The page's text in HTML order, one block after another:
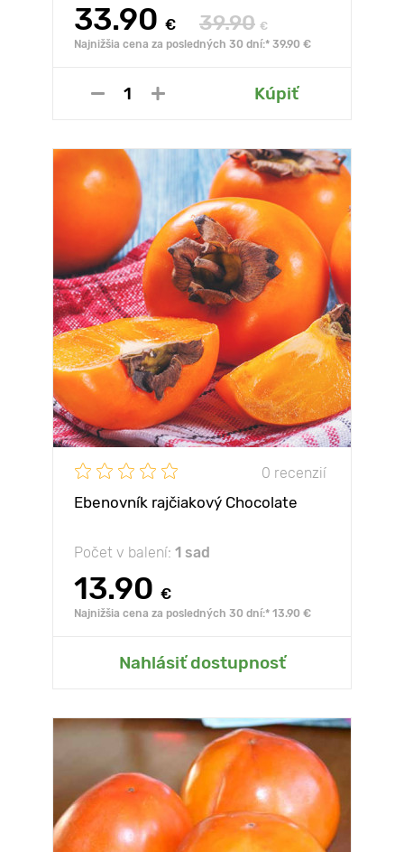
33.90 € 39.90 €
Najnižšia cena za posledných 30 dní:* 39.90 €
Kúpiť
0 recenzií
Ebenovník rajčiakový Chocolate
Počet v balení: 1 sad
13.90 €
Najnižšia cena za posledných 30 dní:* 13.90 €
Nahlásiť dostupnosť